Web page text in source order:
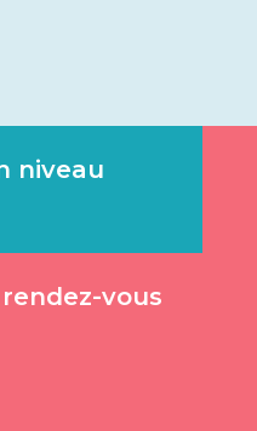
niveau
vous